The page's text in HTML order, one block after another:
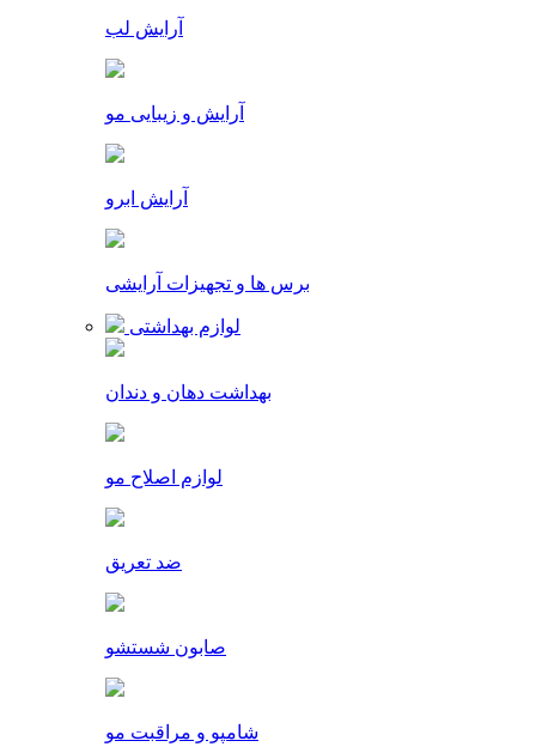
آرایش لب
آرایش و زیبایی مو
آرایش ابرو
برس ها و تجهیزات آرایشی
لوازم بهداشتی
بهداشت دهان و دندان
لوازم اصلاح مو
ضد تعریق
صابون شستشو
شامپو و مراقبت مو